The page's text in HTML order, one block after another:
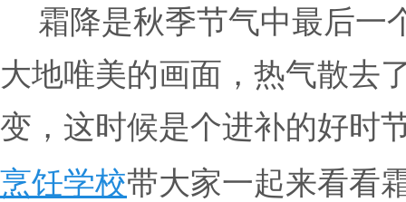
霜降是秋季节气中最后一
大地唯美的画面，热气散去
变，这时候是个进补的好时
烹饪学校带大家一起来看看